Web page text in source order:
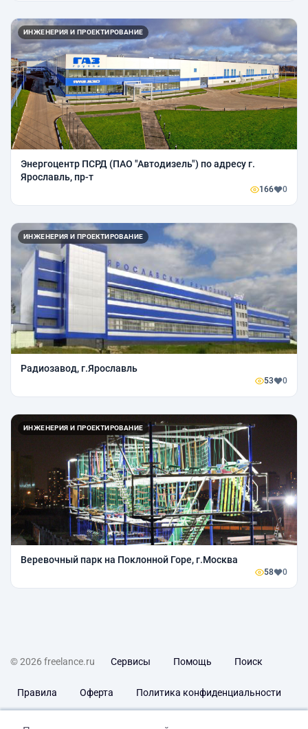
ИНЖЕНЕРИЯ И ПРОЕКТИРОВАНИЕ
Энергоцентр ПСРД (ПАО "Автодизель") по адресу г.
Ярославль, пр-т
166 0
ИНЖЕНЕРИЯ И ПРОЕКТИРОВАНИЕ
Радиозавод, г.Ярославль
53 0
ИНЖЕНЕРИЯ И ПРОЕКТИРОВАНИЕ
Веревочный парк на Поклонной Горе, г.Москва
58 0
© 2026 freelance.ru Сервисы Помощь Поиск
Правила Оферта Политика конфиденциальности